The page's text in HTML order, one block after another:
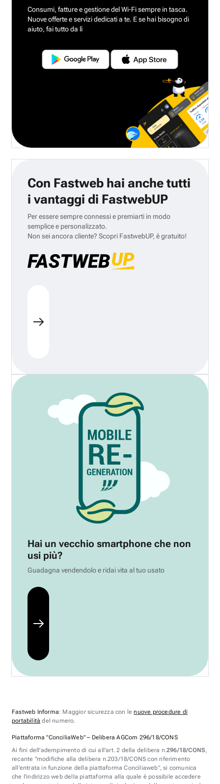
Consumi, fatture e gestione del Wi-Fi sempre in tasca.
Nuove offerte e servizi dedicati a te. E se hai bisogno di
aiuto, fai tutto da lì
Con Fastweb hai anche tutti
i vantaggi di FastwebUP
Per essere sempre connessi e premiarti in modo
semplice e personalizzato.
Non sei ancora cliente? Scopri FastwebUP, è gratuito!
Hai un vecchio smartphone che non
usi più?
Guadagna vendendolo e ridai vita al tuo usato
Fastweb Informa: Maggior sicurezza con lenuove procedure di
portabilità del numero.
Piattaforma "ConciliaWeb" – Delibera AGCom 296/18/CONS
Ai fini dell'adempimento di cui all'art. 2 della delibera n.296/18/CONS,
recante "modifiche alla delibera n.203/18/CONS con riferimento
all'entrata in funzione della piattaforma Conciliaweb", si comunica
che l'indirizzo web della piattaforma alla quale è possibile accedere